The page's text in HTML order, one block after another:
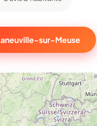
sur-Meuse